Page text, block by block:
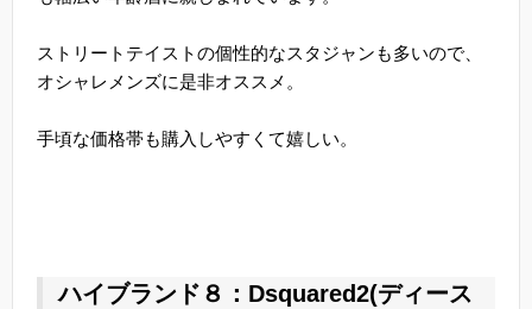
ストリートテイストの個性的なスタジャンも多いので、
オシャレメンズに是非オススメ。
手頃な価格帯も購入しやすくて嬉しい。
ハイブランド８：Dsquared2(ディース